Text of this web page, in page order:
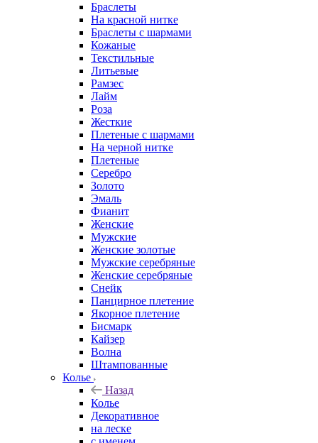
Браслеты
На красной нитке
Браслеты с шармами
Кожаные
Текстильные
Литьевые
Рамзес
Лайм
Роза
Жесткие
Плетеные с шармами
На черной нитке
Плетеные
Серебро
Золото
Эмаль
Фианит
Женские
Мужские
Женские золотые
Мужские серебряные
Женские серебряные
Снейк
Панцирное плетение
Якорное плетение
Бисмарк
Кайзер
Волна
Штампованные
Колье
Назад
Колье
Декоративное
на леске